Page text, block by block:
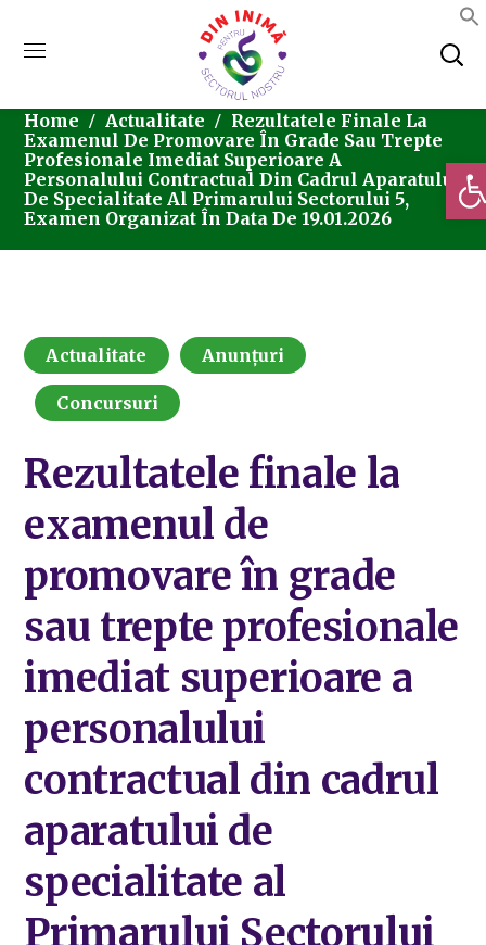
Home Actualitate
Rezultatele Finale La
Examenul De Promovare În Grade Sau Trepte
Profesionale Imediat Superioare A
Personalului Contractual Din Cadrul Aparatului
De Specialitate Al Primarului Sectorului 5,
Examen Organizat În Data De 19.01.2026
Actualitate Anunțuri
Concursuri
Rezultatele finale la
examenul de
promovare în grade
sau trepte profesionale
imediat superioare a
personalului
contractual din cadrul
aparatului de
specialitate al
Primarului Sectorului